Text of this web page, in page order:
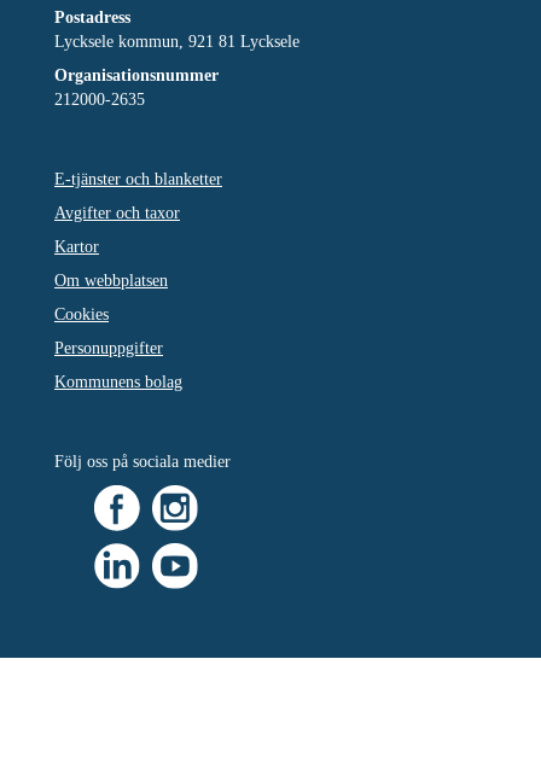
Postadress
Lycksele kommun, 921 81 Lycksele
Organisationsnummer
212000-2635
E-tjänster och blanketter
Avgifter och taxor
Kartor
Om webbplatsen
Cookies
Personuppgifter
Kommunens bolag
Följ oss på sociala medier